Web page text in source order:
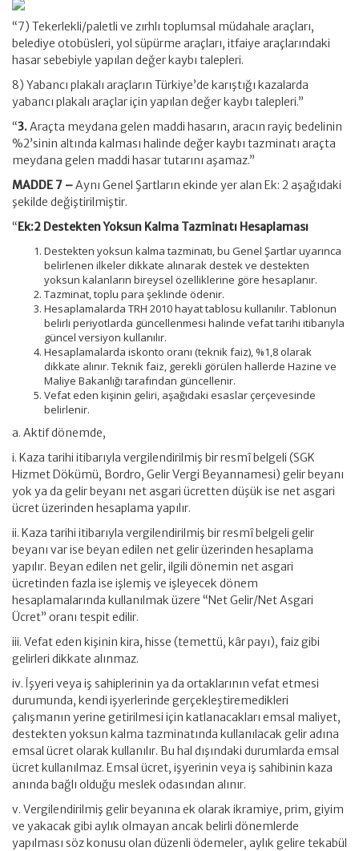
“7) Tekerlekli/paletli ve zırhlı toplumsal müdahale araçları,
belediye otobüsleri, yol süpürme araçları, itfaiye araçlarındaki
hasar sebebiyle yapılan değer kaybı talepleri.
8) Yabancı plakalı araçların Türkiye’de karıştığı kazalarda
yabancı plakalı araçlar için yapılan değer kaybı talepleri.”
“3.Araçta meydana gelen maddi hasarın, aracın rayiç bedelinin
%2’sinin altında kalması halinde değer kaybı tazminatı araçta
meydana gelen maddi hasar tutarını aşamaz.”
MADDE 7 –Aynı Genel Şartların ekinde yer alan Ek: 2 aşağıdaki
şekilde değiştirilmiştir.
“Ek:2 Destekten Yoksun Kalma Tazminatı Hesaplaması
Destekten yoksun kalma tazminatı, bu Genel Şartlar uyarınca
belirlenen ilkeler dikkate alınarak destek ve destekten
yoksun kalanların bireysel özelliklerine göre hesaplanır.
Tazminat, toplu para şeklinde ödenir.
Hesaplamalarda TRH 2010 hayat tablosu kullanılır. Tablonun
belirli periyotlarda güncellenmesi halinde vefat tarihi itibarıyla
güncel versiyon kullanılır.
Hesaplamalarda iskonto oranı (teknik faiz), %1,8 olarak
dikkate alınır. Teknik faiz, gerekli görülen hallerde Hazine ve
Maliye Bakanlığı tarafından güncellenir.
Vefat eden kişinin geliri, aşağıdaki esaslar çerçevesinde
belirlenir.
a. Aktif dönemde,
i. Kaza tarihi itibarıyla vergilendirilmiş bir resmî belgeli (SGK
Hizmet Dökümü, Bordro, Gelir Vergi Beyannamesi) gelir beyanı
yok ya da gelir beyanı net asgari ücretten düşük ise net asgari
ücret üzerinden hesaplama yapılır.
ii. Kaza tarihi itibarıyla vergilendirilmiş bir resmî belgeli gelir
beyanı var ise beyan edilen net gelir üzerinden hesaplama
yapılır. Beyan edilen net gelir, ilgili dönemin net asgari
ücretinden fazla ise işlemiş ve işleyecek dönem
hesaplamalarında kullanılmak üzere “Net Gelir/Net Asgari
Ücret” oranı tespit edilir.
iii. Vefat eden kişinin kira, hisse (temettü, kâr payı), faiz gibi
gelirleri dikkate alınmaz.
iv. İşyeri veya iş sahiplerinin ya da ortaklarının vefat etmesi
durumunda, kendi işyerlerinde gerçekleştiremedikleri
çalışmanın yerine getirilmesi için katlanacakları emsal maliyet,
destekten yoksun kalma tazminatında kullanılacak gelir adına
emsal ücret olarak kullanılır. Bu hal dışındaki durumlarda emsal
ücret kullanılmaz. Emsal ücret, işyerinin veya iş sahibinin kaza
anında bağlı olduğu meslek odasından alınır.
v. Vergilendirilmiş gelir beyanına ek olarak ikramiye, prim, giyim
ve yakacak gibi aylık olmayan ancak belirli dönemlerde
yapılması söz konusu olan düzenli ödemeler, aylık gelire tekabül